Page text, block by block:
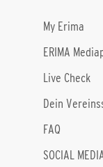
My Erima
ERIMA
Live Check
Dein
FAQ
SOCIAL